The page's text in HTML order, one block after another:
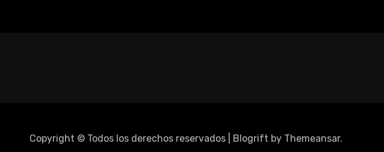
Copyright © Todos los derechos reservados Blogrift by Themeansar.